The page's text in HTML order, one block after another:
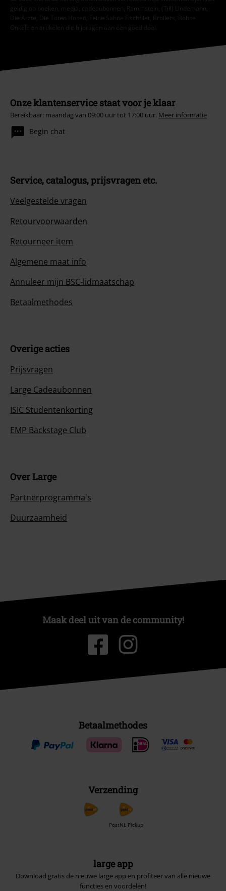
geldig op boeken, media, cadeaubonnen, Rammstein, (Till) Lindemann,
Die Ärzte, Die Toten Hosen, Feine Sahne Fischfilet, Broilers, Böhse
Onkelz en artikelen die bijdragen aan een goed doel.
Onze klantenservice staat voor je klaar
Bereikbaar: maandag van 09:00 uur tot 17:00 uur. Meer informatie
Begin chat
Service, catalogus, prijsvragen etc.
Veelgestelde vragen
Retourvoorwaarden
Retourneer item
Algemene maat info
Annuleer mijn BSC-lidmaatschap
Betaalmethodes
Overige acties
Prijsvragen
Large Cadeaubonnen
ISIC Studentenkorting
EMP Backstage Club
Over Large
Partnerprogramma's
Duurzaamheid
Maak deel uit van de community!
Betaalmethodes
Verzending
PostNL Pickup
large app
Download gratis de nieuwe large app en profiteer van alle nieuwe
functies en voordelen!